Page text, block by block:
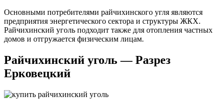
Основными потребителями райчихинского угля являются
предприятия энергетического сектора и структуры ЖКХ.
Райчихинский уголь подходит также для отопления частных
домов и отгружается физическим лицам.
Райчихинский уголь — Разрез
Ерковецкий